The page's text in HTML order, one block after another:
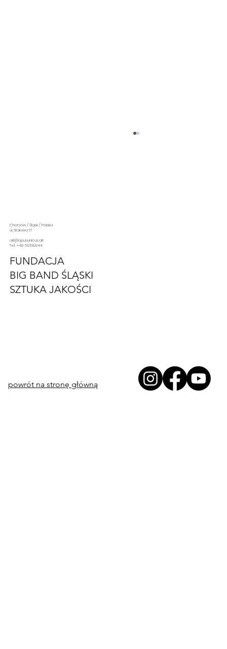
czytano sztukę przed rewolucją
zwaną sztuką współczesną?
art@opusunicus.art
Tel: +48 512139844
Chorzów / Śląsk / Polska
ul. Stalowa 17
FUNDACJA
BIG BAND ŚLĄSKI
SZTUKA JAKOŚCI
powrót na stronę główną